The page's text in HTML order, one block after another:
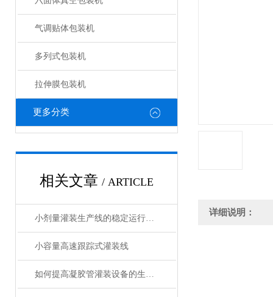
气调贴体包装机
多列式包装机
拉伸膜包装机
更多分类
相关文章 / ARTICLE
小剂量灌装生产线的稳定运行与维护管理
小容量高速跟踪式灌装线
如何提高凝胶管灌装设备的生产效率？
详细说明：